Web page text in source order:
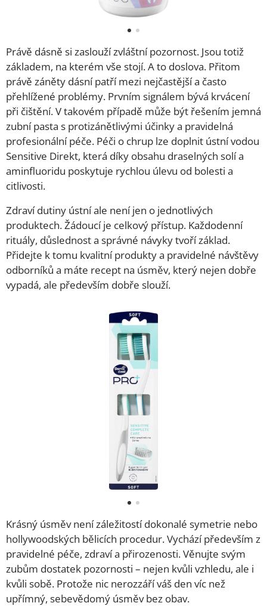
Právě dásně si zaslouží zvláštní pozornost. Jsou totiž
základem, na kterém vše stojí. A to doslova. Přitom
právě záněty dásní patří mezi nejčastější a často
přehlížené problémy. Prvním signálem bývá krvácení
při čištění. V takovém případě může být řešením jemná
zubní pasta s protizánětlivými účinky a pravidelná
profesionální péče. Péči o chrup lze doplnit ústní vodou
Sensitive Direkt, která díky obsahu draselných solí a
aminfluoridu poskytuje rychlou úlevu od bolesti a
citlivosti.
Zdraví dutiny ústní ale není jen o jednotlivých
produktech. Žádoucí je celkový přístup. Každodenní
rituály, důslednost a správné návyky tvoří základ.
Přidejte k tomu kvalitní produkty a pravidelné návštěvy
odborníků a máte recept na úsměv, který nejen dobře
vypadá, ale především dobře slouží.
Krásný úsměv není záležitostí dokonalé symetrie nebo
hollywoodských bělicích procedur. Vychází především z
pravidelné péče, zdraví a přirozenosti. Věnujte svým
zubům dostatek pozornosti – nejen kvůli vzhledu, ale i
kvůli sobě. Protože nic nerozzáří váš den víc než
upřímný, sebevědomý úsměv bez obav.